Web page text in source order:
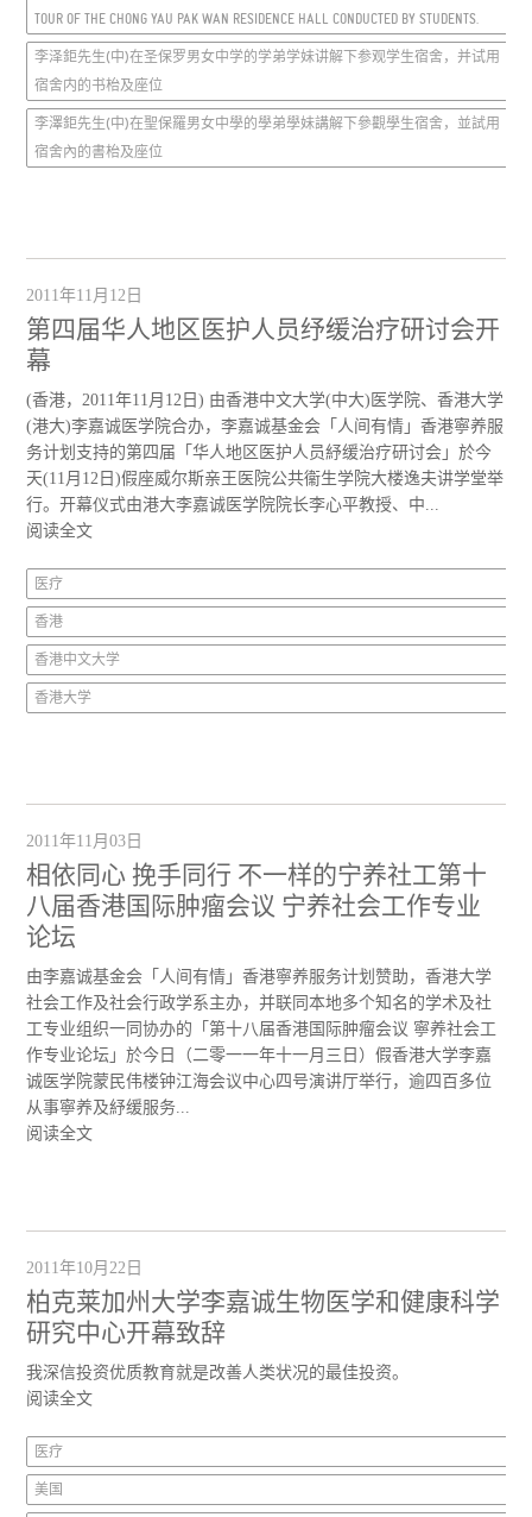
TOUR OF THE CHONG YAU PAK WAN RESIDENCE HALL CONDUCTED BY STUDENTS.
李泽鉅先生(中)在圣保罗男女中学的学弟学妹讲解下参观学生宿舍，并试用
宿舍内的书枱及座位
李澤鉅先生(中)在聖保羅男女中學的學弟學妹講解下參觀學生宿舍，並試用
宿舍內的書枱及座位
2011年11月12日
第四届华人地区医护人员纾缓治疗研讨会开
幕
(香港，2011年11月12日) 由香港中文大学(中大)医学院、香港大学
(港大)李嘉诚医学院合办，李嘉诚基金会「人间有情」香港寧养服
务计划支持的第四届「华人地区医护人员紓缓治疗研讨会」於今
天(11月12日)假座威尔斯亲王医院公共衞生学院大楼逸夫讲学堂举
行。开幕仪式由港大李嘉诚医学院院长李心平教授、中...
阅读全文
医疗
香港
香港中文大学
香港大学
2011年11月03日
相依同心 挽手同行 不一样的宁养社工第十
八届香港国际肿瘤会议 宁养社会工作专业
论坛
由李嘉诚基金会「人间有情」香港寧养服务计划赞助，香港大学
社会工作及社会行政学系主办，并联同本地多个知名的学术及社
工专业组织一同协办的「第十八届香港国际肿瘤会议 寧养社会工
作专业论坛」於今日（二零一一年十一月三日）假香港大学李嘉
诚医学院蒙民伟楼钟江海会议中心四号演讲厅举行，逾四百多位
从事寧养及紓缓服务...
阅读全文
2011年10月22日
柏克莱加州大学李嘉诚生物医学和健康科学
研究中心开幕致辞
我深信投资优质教育就是改善人类状况的最佳投资。
阅读全文
医疗
美国